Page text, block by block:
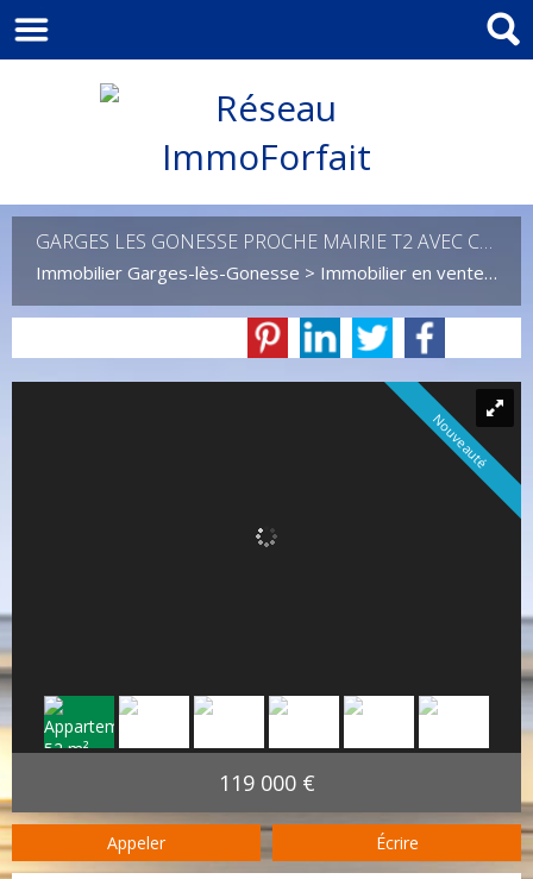
GARGES LES GONESSE PROCHE MAIRIE T2 AVEC CAVE
Immobilier Garges-lès-Gonesse > Immobilier en vente Garges-lès-Gonesse
Nouveauté
119 000 €
Appeler Écrire